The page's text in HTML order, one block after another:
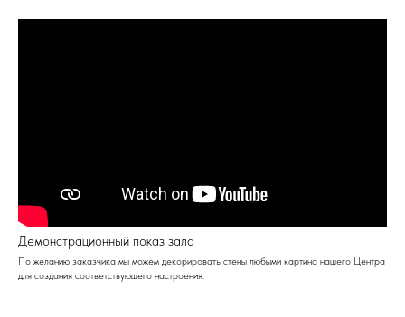
Демонстрационный показ зала
По желанию заказчика мы можем декорировать стены любыми картина нашего Центра
для создания соответствующего настроения.